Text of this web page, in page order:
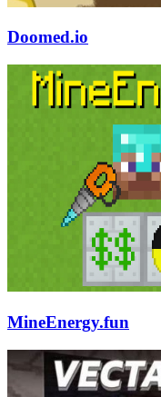
Doomed.io
MineEnergy.fun